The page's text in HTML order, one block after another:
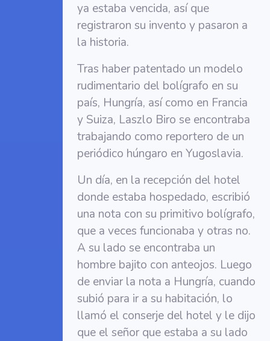
ya estaba vencida, así que
registraron su invento y pasaron a
la historia.
Tras haber patentado un modelo
rudimentario del bolígrafo en su
país, Hungría, así como en Francia
y Suiza, Laszlo Biro se encontraba
trabajando como reportero de un
periódico húngaro en Yugoslavia.
Un día, en la recepción del hotel
donde estaba hospedado, escribió
una nota con su primitivo bolígrafo,
que a veces funcionaba y otras no.
A su lado se encontraba un
hombre bajito con anteojos. Luego
de enviar la nota a Hungría, cuando
subió para ir a su habitación, lo
llamó el conserje del hotel y le dijo
que el señor que estaba a su lado